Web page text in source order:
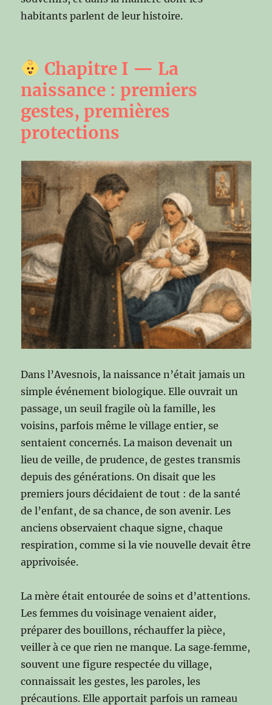
habitants parlent de leur histoire.
Chapitre I — La
naissance : premiers
gestes, premières
protections
Dans l’Avesnois, la naissance n’était jamais un
simple événement biologique. Elle ouvrait un
passage, un seuil fragile où la famille, les
voisins, parfois même le village entier, se
sentaient concernés. La maison devenait un
lieu de veille, de prudence, de gestes transmis
depuis des générations. On disait que les
premiers jours décidaient de tout : de la santé
de l’enfant, de sa chance, de son avenir. Les
anciens observaient chaque signe, chaque
respiration, comme si la vie nouvelle devait être
apprivoisée.
La mère était entourée de soins et d’attentions.
Les femmes du voisinage venaient aider,
préparer des bouillons, réchauffer la pièce,
veiller à ce que rien ne manque. La sage‑femme,
souvent une figure respectée du village,
connaissait les gestes, les paroles, les
précautions. Elle apportait parfois un rameau